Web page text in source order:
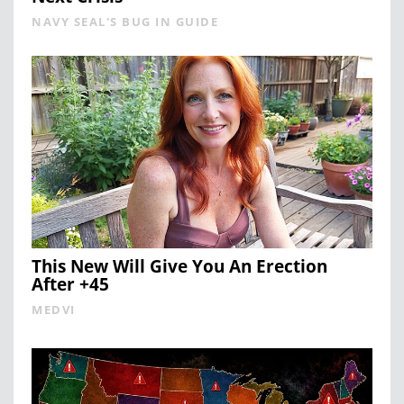
NAVY SEAL'S BUG IN GUIDE
This New Will Give You An Erection
After +45
MEDVI